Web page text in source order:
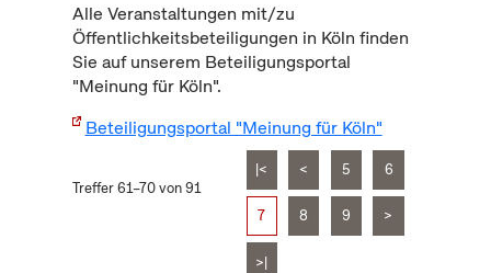
Alle Veranstaltungen mit/zu
Öffentlichkeitsbeteiligungen in Köln finden
Sie auf unserem Beteiligungsportal
"Meinung für Köln".
Beteiligungsportal "Meinung für Köln"
Treffer 61–70 von 91
|< < 5 6
7 8 9 >
>|